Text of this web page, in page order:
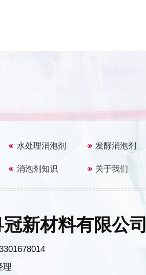
水处理消泡剂 发酵消泡剂
消泡剂知识 关于我们
新材料有限公司
理